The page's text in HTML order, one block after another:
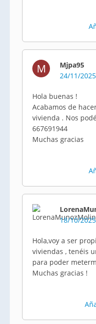
M
Mjpa95
24/11/
Hola buenas !
Acabamos de
vivienda . Nos
667691944
Muchas gracias
18/10/
Hola,voy a ser
viviendas , tenéis
para poder
Muchas gracias !